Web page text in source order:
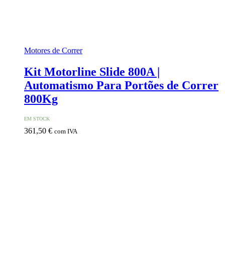
Motores de Correr
Kit Motorline Slide 800A |
Automatismo Para Portões de Correr
800Kg
EM STOCK
361,50 € com IVA